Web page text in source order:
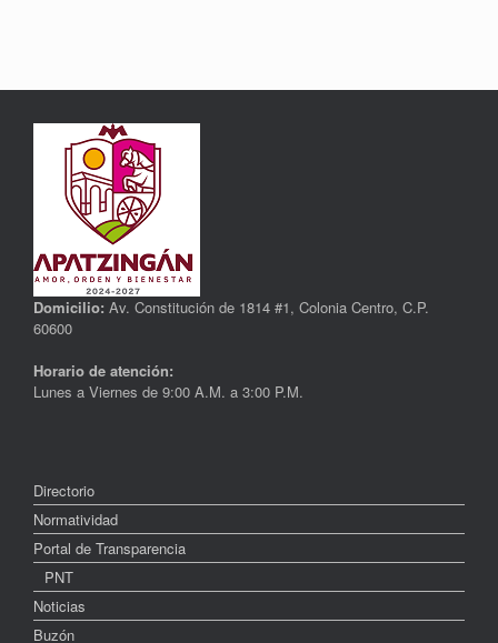
Domicilio: Av. Constitución de 1814 #1, Colonia Centro, C.P.
60600
Horario de atención:
Lunes a Viernes de 9:00 A.M. a 3:00 P.M.
Directorio
Normatividad
Portal de Transparencia
PNT
Noticias
Buzón